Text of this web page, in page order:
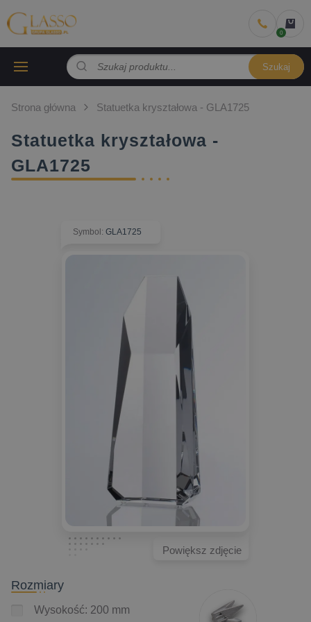
Szukaj
Strona główna Statuetka kryształowa - GLA1725
Statuetka kryształowa -
GLA1725
Symbol : GLA1725
Powiększ zdjęcie
Rozmiary
Wysokość: 200 mm